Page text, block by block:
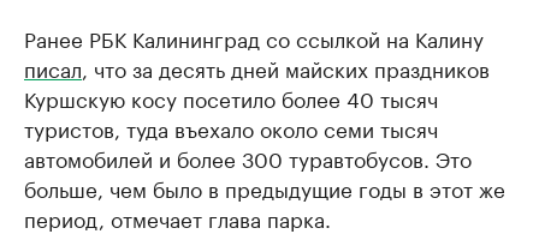
Ранее РБК Калининград со ссылкой на Калину
писал , что за десять дней майских праздников
Куршскую косу посетило более 40 тысяч
туристов, туда въехало около семи тысяч
автомобилей и более 300 туравтобусов. Это
больше, чем было в предыдущие годы в этот же
период, отмечает глава парка.